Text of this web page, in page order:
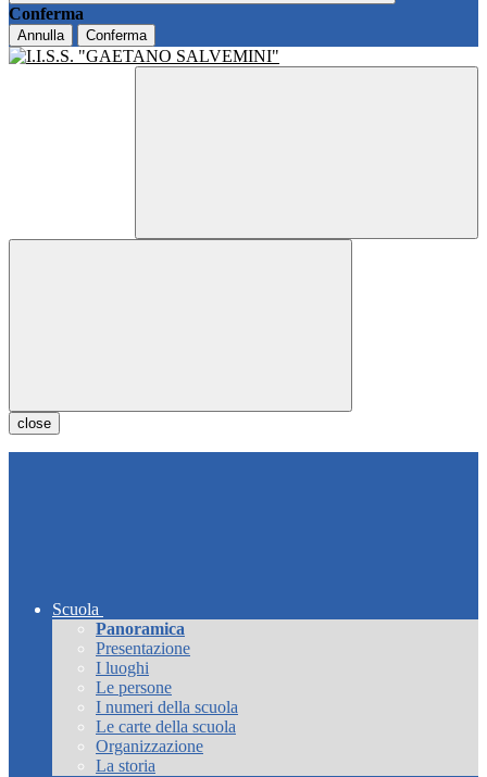
Conferma
Annulla Conferma
close
Scuola
Panoramica
Presentazione
I luoghi
Le persone
I numeri della scuola
Le carte della scuola
Organizzazione
La storia